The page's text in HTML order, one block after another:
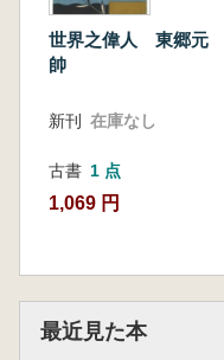
世界之偉人 東郷元
帥
新刊 在庫なし
古書 1 点
1,069 円
最近見た本